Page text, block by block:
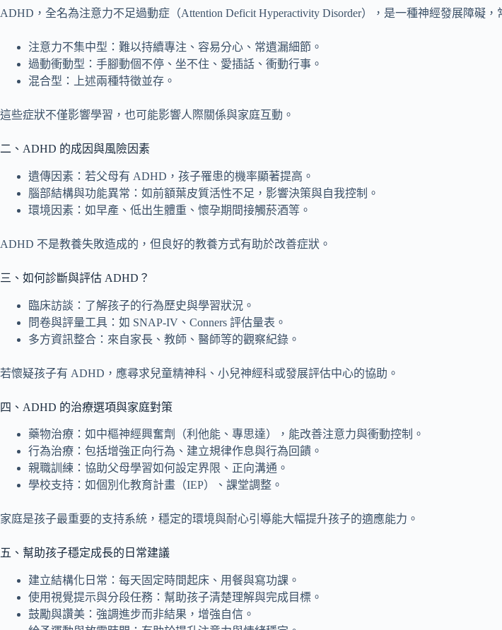
ADHD，全名為注意力不足過動症（Attention Deficit Hyperactivity Disorder），是一種神經發展障礙
注意力不集中型：難以持續專注、容易分心、常遺漏細節。
過動衝動型：手腳動個不停、坐不住、愛插話、衝動行事。
混合型：上述兩種特徵並存。
這些症狀不僅影響學習，也可能影響人際關係與家庭互動。
二、ADHD 的成因與風險因素
遺傳因素：若父母有 ADHD，孩子罹患的機率顯著提高。
腦部結構與功能異常：如前額葉皮質活性不足，影響決策與自我控制。
環境因素：如早產、低出生體重、懷孕期間接觸菸酒等。
ADHD 不是教養失敗造成的，但良好的教養方式有助於改善症狀。
三、如何診斷與評估 ADHD？
臨床訪談：了解孩子的行為歷史與學習狀況。
問卷與評量工具：如 SNAP-IV、Conners 評估量表。
多方資訊整合：來自家長、教師、醫師等的觀察紀錄。
若懷疑孩子有 ADHD，應尋求兒童精神科、小兒神經科或發展評估中心的協助。
四、ADHD 的治療選項與家庭對策
藥物治療：如中樞神經興奮劑（利他能、專思達），能改善注意力與衝動控制。
行為治療：包括增強正向行為、建立規律作息與行為回饋。
親職訓練：協助父母學習如何設定界限、正向溝通。
學校支持：如個別化教育計畫（IEP）、課堂調整。
家庭是孩子最重要的支持系統，穩定的環境與耐心引導能大幅提升孩子的適應能力。
五、幫助孩子穩定成長的日常建議
建立結構化日常：每天固定時間起床、用餐與寫功課。
使用視覺提示與分段任務：幫助孩子清楚理解與完成目標。
鼓勵與讚美：強調進步而非結果，增強自信。